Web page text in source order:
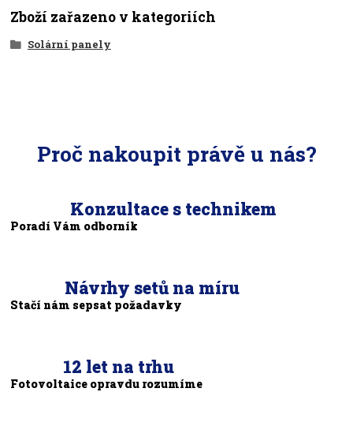
Zboží zařazeno v kategoriích
Solární panely
Proč nakoupit právě u nás?
Konzultace s technikem
Poradí Vám odborník
Návrhy setů na míru
Stačí nám sepsat požadavky
12 let na trhu
Fotovoltaice opravdu rozumíme